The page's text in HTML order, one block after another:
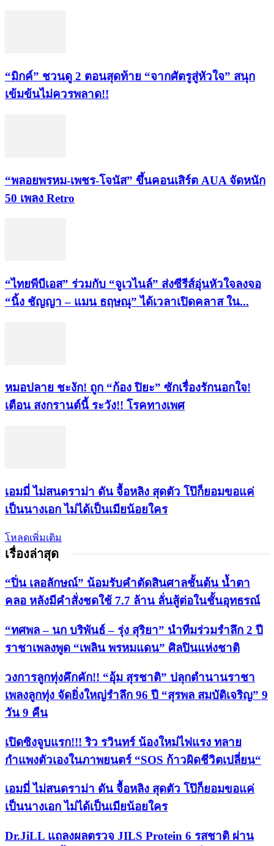
“มิกค์” ชวนดู 2 ตอนสุดท้าย “จากศัตรูสู่หัวใจ” สนุก
เข้มข้นไม่ควรพลาด!!
“พลอยพรหม-เพชร-โจนัส” ขึ้นคอนเสิร์ต AUA จัดหนัก
50 เพลง Retro
“ไทยพีบีเอส” ร่วมกับ “จูเวไนล์” ส่งซีรีส์อุ่นหัวใจลงจอ
“นิ้ง ชัญญา – แมน ธฤษณุ” ได้เวลาเปิดคลาส ใน...
หมอปลาย ชะงัก! ถูก “ก้อง ปิยะ” ซักเรื่องรักนอกใจ!
เตือน สงกรานต์นี้ ระวัง!! โรคทางเพศ
เอมมี่ ไม่สนดราม่า ดัน จื้อหลิง สุดตัว โป๊ก็ยอมขอแค่
เป็นนางเอก ไม่ได้เป็นเมียน้อยใคร
โหลดเพิ่มเติม
เรื่องล่าสุด
“ปิ่น เลอลักษณ์” น้อมรับคำตัดสินศาลชั้นต้น น้ำตา
คลอ หลังมีคำสั่งชดใช้ 7.7 ล้าน ลั่นสู้ต่อในชั้นอุทธรณ์
“ทศพล – นก บริพันธ์ – รุ่ง สุริยา” นำทีมร่วมรำลึก 2 ปี
ราชาเพลงพูด “เพลิน พรหมแดน” ศิลปินแห่งชาติ
วงการลูกทุ่งคึกคัก!! “อุ้ม สุรชาติ” ปลุกตำนานราชา
เพลงลูกทุ่ง จัดยิ่งใหญ่รำลึก 96 ปี “สุรพล สมบัติเจริญ” 9
วัน 9 คืน
เปิดซิงจูบแรก!!! ริว รวินทร์ น้องใหม่ไฟแรง ทลาย
กำแพงตัวเองในภาพยนตร์ “SOS ก้าวผิดชีวิตเปลี่ยน“
เอมมี่ ไม่สนดราม่า ดัน จื้อหลิง สุดตัว โป๊ก็ยอมขอแค่
เป็นนางเอก ไม่ได้เป็นเมียน้อยใคร
Dr.JiLL แถลงผลตรวจ JILS Protein 6 รสชาติ ผ่าน